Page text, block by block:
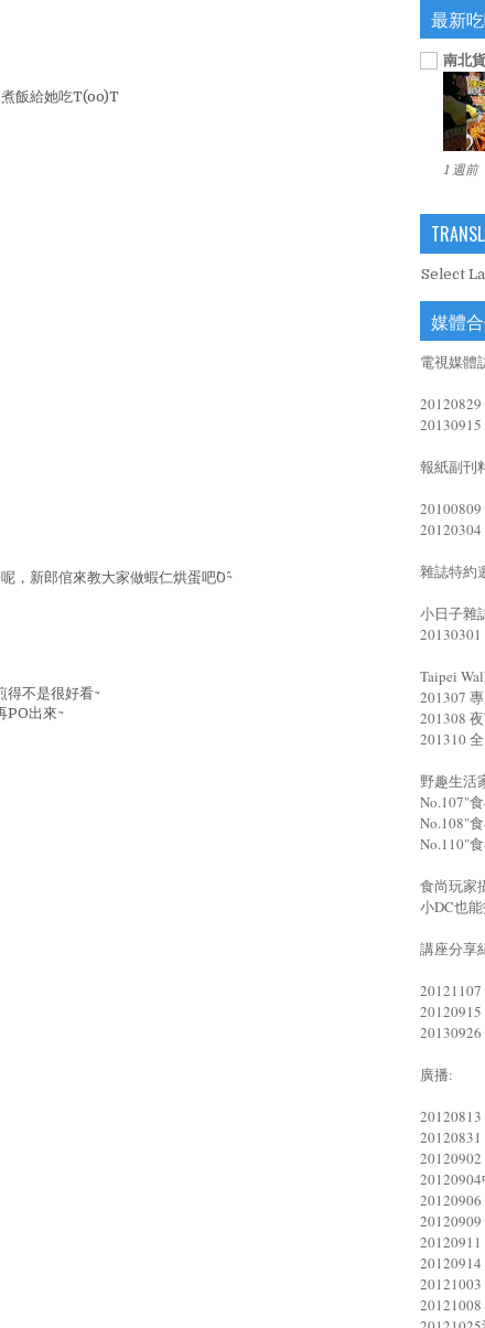
飯給她吃T(oo)T
，新郎倌來教大家做蝦仁烘蛋吧^0^~
得不是很好看~
PO出來~
最新
南北
1 週前
Select
媒體
電視媒體
報紙副刊
雜誌特約
小日子雜
Taipei
201307
201308
201310
野趣生活
No.107"
No.108"
No.110"
食尚玩家
小DC也
講座分享
廣播: